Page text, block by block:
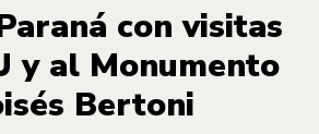
con visitas
y al Monumento
Bertoni